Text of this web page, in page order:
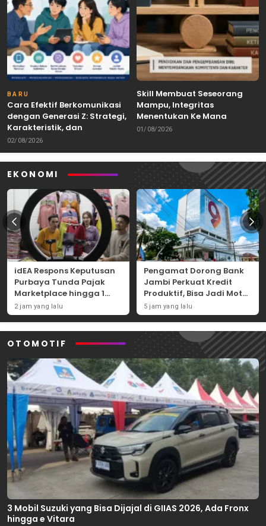
BARU
Cara Efektif Berkomunikasi
dengan Generasi Z: Strategi,
Karakteristik, dan
Tantangannya
02/08/2026
Skill Membuat Seseorang
Mampu, Integritas
Menentukan Ke Mana
Kemampuan Itu Dibawa
01/08/2026
EKONOMI
idEA Respons Keputusan
Purbaya Tunda Pajak
Marketplace hingga 1
November 2026
2 jam yang lalu
Pengamat Dorong Bank
Jambi Perkuat Kredit
Produktif, Bisa Jadi Motor
Ekonomi Daerah
5 jam yang lalu
OTOMOTIF
3 Mobil Suzuki yang Bisa Dijajal di GIIAS 2026, Ada Fronx
hingga e Vitara